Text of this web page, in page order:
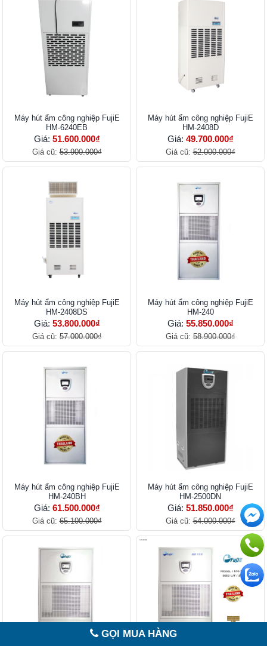
Máy hút ẩm công nghiệp FujiE
HM-6240EB
Giá: 51.600.000₫
Giá cũ:53.900.000₫
Máy hút ẩm công nghiệp FujiE
HM-2408D
Giá: 49.700.000₫
Giá cũ:52.000.000₫
Máy hút ẩm công nghiệp FujiE
HM-2408DS
Giá: 53.800.000₫
Giá cũ:57.000.000₫
Máy hút ẩm công nghiệp FujiE
HM-240
Giá: 55.850.000₫
Giá cũ:58.900.000₫
Máy hút ẩm công nghiệp FujiE
HM-240BH
Giá: 61.500.000₫
Giá cũ:65.100.000₫
Máy hút ẩm công nghiệp FujiE
HM-2500DN
Giá: 51.850.000₫
Giá cũ:54.000.000₫
GỌI MUA HÀNG